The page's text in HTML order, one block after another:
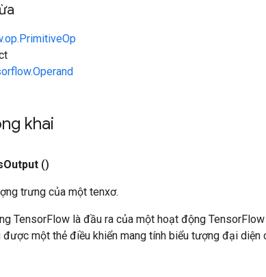
khai
Output ()
trưng của một tenxơ.
TensorFlow là đầu ra của một hoạt động
một thẻ điều khiển mang tính biểu tượng đại diện